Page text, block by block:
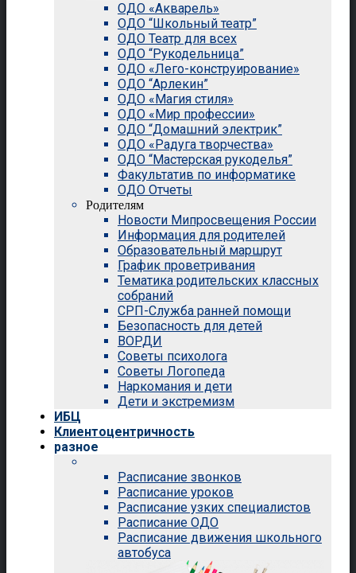
ОДО «Акварель»
ОДО “Школьный театр”
ОДО Театр для всех
ОДО “Рукодельница”
ОДО «Лего-конструирование»
ОДО “Арлекин”
ОДО «Магия стиля»
ОДО «Мир профессии»
ОДО “Домашний электрик”
ОДО «Радуга творчества»
ОДО “Мастерская рукоделья”
Факультатив по информатике
ОДО Отчеты
Родителям
Новости Мипросвещения России
Информация для родителей
Образовательный маршрут
График проветривания
Тематика родительских классных
собраний
СРП-Служба ранней помощи
Безопасность для детей
ВОРДИ
Советы психолога
Советы Логопеда
Наркомания и дети
Дети и экстремизм
ИБЦ
Клиентоцентричность
разное
Расписание звонков
Расписание уроков
Расписание узких специалистов
Расписание ОДО
Расписание движения школьного
автобуса